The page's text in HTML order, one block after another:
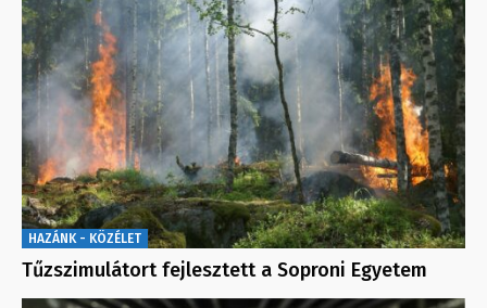
HAZÁNK - KÖZÉLET
Tűzszimulátort fejlesztett a Soproni Egyetem